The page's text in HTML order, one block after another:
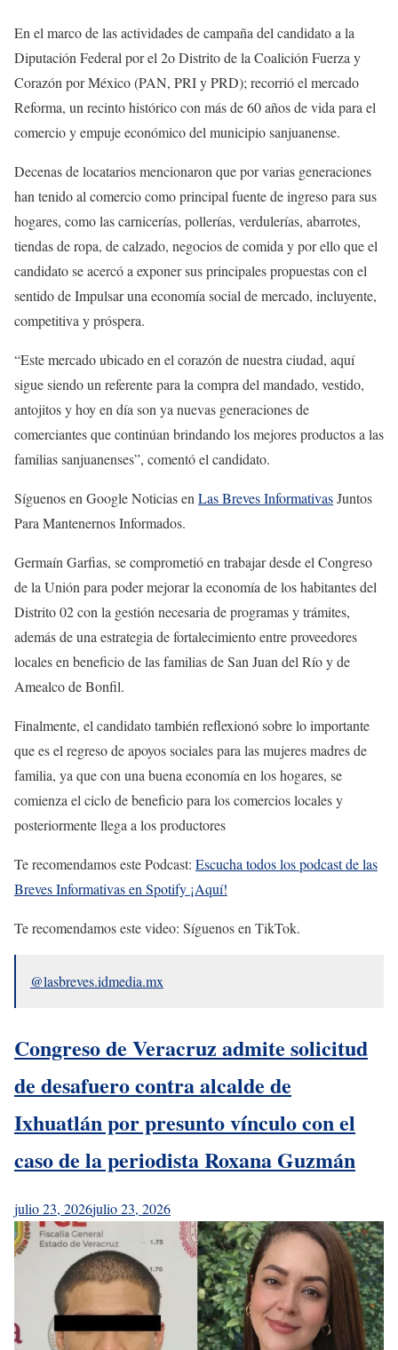
En el marco de las actividades de campaña del candidato a la
Diputación Federal por el 2o Distrito de la Coalición Fuerza y
Corazón por México (PAN, PRI y PRD); recorrió el mercado
Reforma, un recinto histórico con más de 60 años de vida para el
comercio y empuje económico del municipio sanjuanense.
Decenas de locatarios mencionaron que por varias generaciones
han tenido al comercio como principal fuente de ingreso para sus
hogares, como las carnicerías, pollerías, verdulerías, abarrotes,
tiendas de ropa, de calzado, negocios de comida y por ello que el
candidato se acercó a exponer sus principales propuestas con el
sentido de Impulsar una economía social de mercado, incluyente,
competitiva y próspera.
“Este mercado ubicado en el corazón de nuestra ciudad, aquí
sigue siendo un referente para la compra del mandado, vestido,
antojitos y hoy en día son ya nuevas generaciones de
comerciantes que continúan brindando los mejores productos a las
familias sanjuanenses”, comentó el candidato.
Síguenos en Google Noticias en Las Breves InformativasJuntos
Para Mantenernos Informados.
Germaín Garfias, se comprometió en trabajar desde el Congreso
de la Unión para poder mejorar la economía de los habitantes del
Distrito 02 con la gestión necesaria de programas y trámites,
además de una estrategia de fortalecimiento entre proveedores
locales en beneficio de las familias de San Juan del Río y de
Amealco de Bonfil.
Finalmente, el candidato también reflexionó sobre lo importante
que es el regreso de apoyos sociales para las mujeres madres de
familia, ya que con una buena economía en los hogares, se
comienza el ciclo de beneficio para los comercios locales y
posteriormente llega a los productores
Te recomendamos este Podcast: Escucha todos los podcast de las
Breves Informativas en Spotify ¡Aquí!
Te recomendamos este video: Síguenos en TikTok.
@lasbreves.idmedia.mx
Congreso de Veracruz admite solicitud
de desafuero contra alcalde de
Ixhuatlán por presunto vínculo con el
caso de la periodista Roxana Guzmán
julio 23, 2026julio 23, 2026